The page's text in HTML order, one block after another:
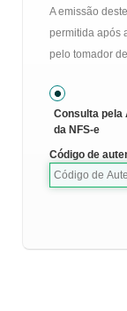
A emissão
permitida após
pelo tomador
Consulta pela
da NFS-e
Código de